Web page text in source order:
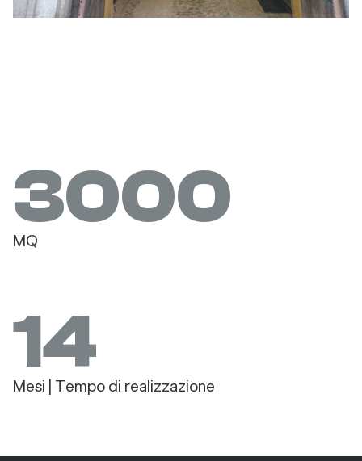
3000
MQ
14
Mesi | Tempo di realizzazione